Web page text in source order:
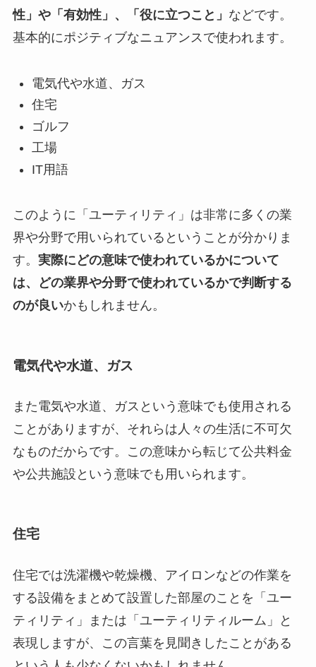
性」や「有効性」、「役に立つこと」 などです。
基本的にポジティブなニュアンスで使われます。
電気代や水道、ガス
住宅
ゴルフ
工場
IT用語
このように「ユーティリティ」は非常に多くの業
界や分野で用いられているということが分かりま
す。 実際にどの意味で使われているかについて
は、どの業界や分野で使われているかで判断する
のが良いかもしれません。
電気代や水道、ガス
また電気や水道、ガスという意味でも使用される
ことがありますが、それらは人々の生活に不可欠
なものだからです。この意味から転じて公共料金
や公共施設という意味でも用いられます。
住宅
住宅では洗濯機や乾燥機、アイロンなどの作業を
する設備をまとめて設置した部屋のことを「ユー
ティリティ」または「ユーティリティルーム」と
表現しますが、この言葉を見聞きしたことがある